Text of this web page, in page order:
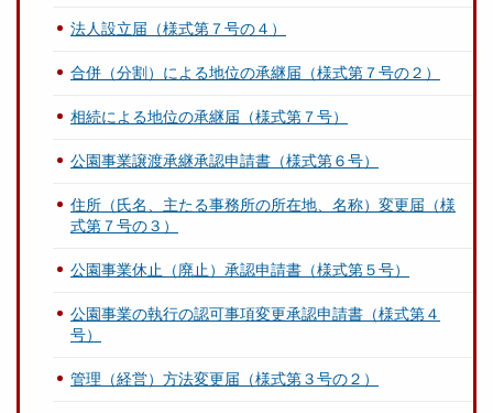
法人設立届（様式第７号の４）
合併（分割）による地位の承継届（様式第７号の２）
相続による地位の承継届（様式第７号）
公園事業譲渡承継承認申請書（様式第６号）
住所（氏名、主たる事務所の所在地、名称）変更届（様
式第７号の３）
公園事業休止（廃止）承認申請書（様式第５号）
公園事業の執行の認可事項変更承認申請書（様式第４
号）
管理（経営）方法変更届（様式第３号の２）